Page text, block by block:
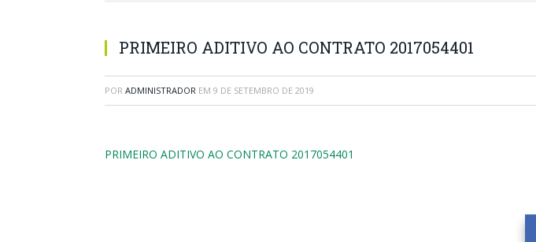
PRIMEIRO ADITIVO AO CONTRATO 2017054401
POR ADMINISTRADOR EM 9 DE SETEMBRO DE 2019
PRIMEIRO ADITIVO AO CONTRATO 2017054401